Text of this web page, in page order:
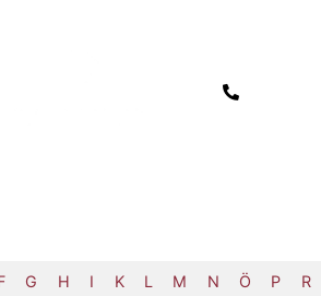
G H I K L M N Ö P R